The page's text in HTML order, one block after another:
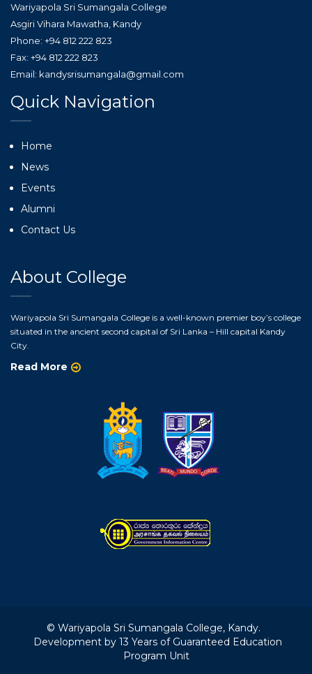
Wariyapola Sri Sumangala College
Asgiri Vihara Mawatha, Kandy
Phone: +94 812 222 823
Fax: +94 812 222 823
Email: kandysrisumangala@gmail.com
Quick Navigation
Home
News
Events
Alumni
Contact Us
About College
Wariyapola Sri Sumangala College is a well-known premier boy’s college
situated in the ancient second capital of Sri Lanka – Hill capital Kandy
City.
Read More
© Wariyapola Sri Sumangala College, Kandy.
Development by 13 Years of Guaranteed Education
Program Unit